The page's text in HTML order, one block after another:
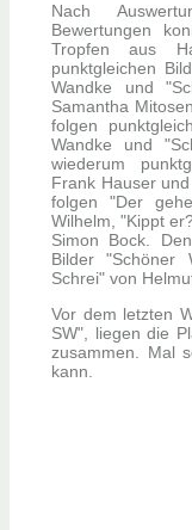
Nach
Bewertungen
Tropfen aus
punktgleichen
Wandke und
Samantha
folgen
Wandke und
wiederum
Frank Hauser
folgen "Der
Wilhelm, "Kippt
Simon Bock.
Bilder "Schöner
Schrei" von
Vor dem letzten
SW", liegen die
zusammen. Mal
kann.